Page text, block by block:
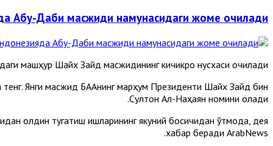
Абу-Даби масжиди намунасидаги жоме очилади
машҳур Шайх Зайд масжидининг кичикроқ нусхаси очилади.
Янги масжид БААнинг марҳум Президенти Шайх Зайд бин
Султон Ал-Наҳаян номини олади.
олдин тугатиш ишларининг якуний босқичидан ўтмоқда, дея
хабар беради ArabNews.